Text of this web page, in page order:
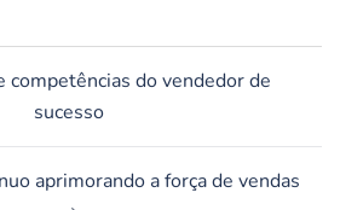
competências do vendedor de
sucesso
aprimorando a força de vendas